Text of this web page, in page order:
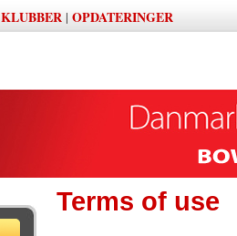
KLUBBER | OPDATERINGER
Terms of use